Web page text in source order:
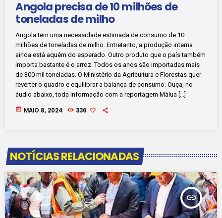
Angola precisa de 10 milhões de
toneladas de milho
Angola tem uma necessidade estimada de consumo de 10
milhões de toneladas de milho. Entretanto, a produção interna
ainda está aquém do esperado. Outro produto que o país também
importa bastante é o arroz. Todos os anos são importadas mais
de 300 mil toneladas. O Ministério da Agricultura e Florestas quer
reverter o quadro e equilibrar a balança de consumo. Ouça, no
áudio abaixo, toda informação com a reportagem Málua […]
today MAIO 8, 2024 336
NOTÍCIAS RELACIONADAS
insert_link